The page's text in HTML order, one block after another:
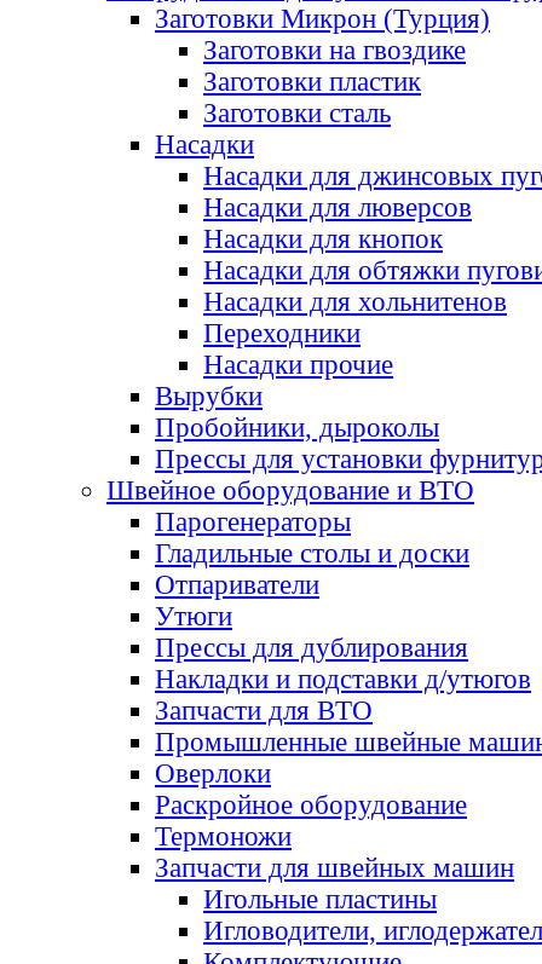
Заготовки Микрон (Турция)
Заготовки на гвоздике
Заготовки пластик
Заготовки сталь
Насадки
Насадки для джинсовых
Насадки для люверсов
Насадки для кнопок
Насадки для обтяжки
Насадки для хольнитенов
Переходники
Насадки прочие
Вырубки
Пробойники, дыроколы
Прессы для установки
Швейное оборудование и ВТО
Парогенераторы
Гладильные столы и доски
Отпариватели
Утюги
Прессы для дублирования
Накладки и подставки д/утюгов
Запчасти для ВТО
Промышленные швейные
Оверлоки
Раскройное оборудование
Термоножи
Запчасти для швейных машин
Игольные пластины
Игловодители,